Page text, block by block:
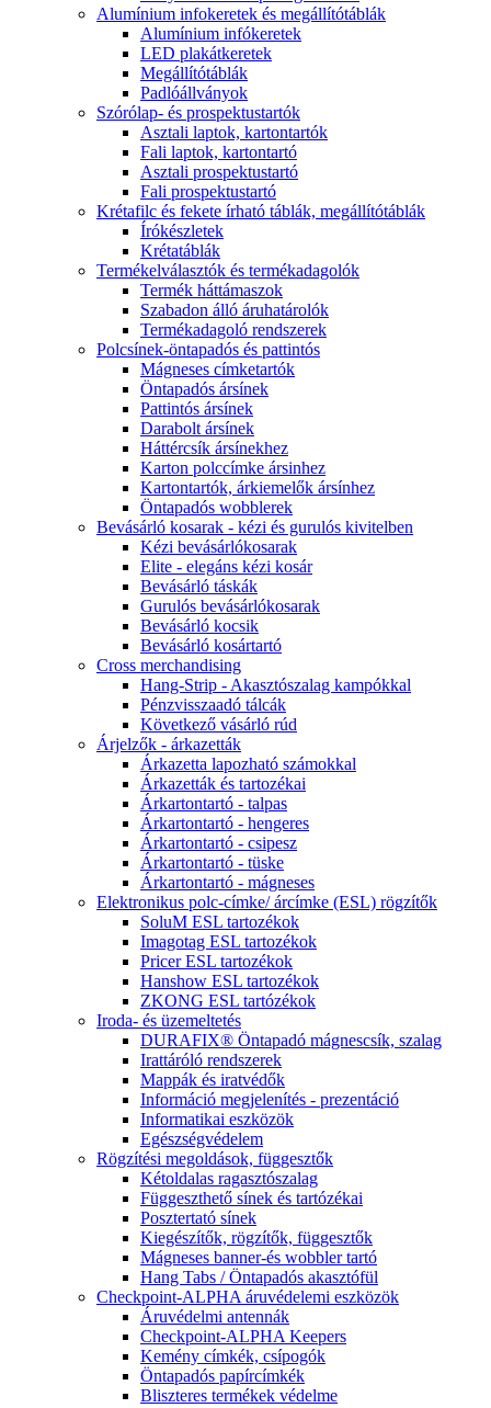
Alumínium infokeretek és megállítótáblák
Alumínium infókeretek
LED plakátkeretek
Megállítótáblák
Padlóállványok
Szórólap- és prospektustartók
Asztali laptok, kartontartók
Fali laptok, kartontartó
Asztali prospektustartó
Fali prospektustartó
Krétafilc és fekete írható táblák, megállítótáblák
Írókészletek
Krétatáblák
Termékelválasztók és termékadagolók
Termék háttámaszok
Szabadon álló áruhatárolók
Termékadagoló rendszerek
Polcsínek-öntapadós és pattintós
Mágneses címketartók
Öntapadós ársínek
Pattintós ársínek
Darabolt ársínek
Háttércsík ársínekhez
Karton polccímke ársinhez
Kartontartók, árkiemelők ársínhez
Öntapadós wobblerek
Bevásárló kosarak - kézi és gurulós kivitelben
Kézi bevásárlókosarak
Elite - elegáns kézi kosár
Bevásárló táskák
Gurulós bevásárlókosarak
Bevásárló kocsik
Bevásárló kosártartó
Cross merchandising
Hang-Strip - Akasztószalag kampókkal
Pénzvisszaadó tálcák
Következő vásárló rúd
Árjelzők - árkazetták
Árkazetta lapozható számokkal
Árkazetták és tartozékai
Árkartontartó - talpas
Árkartontartó - hengeres
Árkartontartó - csipesz
Árkartontartó - tüske
Árkartontartó - mágneses
Elektronikus polc-címke/ árcímke (ESL) rögzítők
SoluM ESL tartozékok
Imagotag ESL tartozékok
Pricer ESL tartozékok
Hanshow ESL tartozékok
ZKONG ESL tartózékok
Iroda- és üzemeltetés
DURAFIX® Öntapadó mágnescsík, szalag
Irattáróló rendszerek
Mappák és iratvédők
Információ megjelenítés - prezentáció
Informatikai eszközök
Egészségvédelem
Rögzítési megoldások, függesztők
Kétoldalas ragasztószalag
Függeszthető sínek és tartózékai
Posztertató sínek
Kiegészítők, rögzítők, függesztők
Mágneses banner-és wobbler tartó
Hang Tabs / Öntapadós akasztófül
Checkpoint-ALPHA áruvédelemi eszközök
Áruvédelmi antennák
Checkpoint-ALPHA Keepers
Kemény címkék, csípogók
Öntapadós papírcímkék
Bliszteres termékek védelme